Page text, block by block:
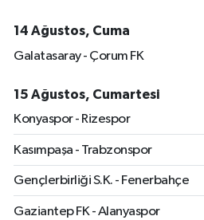
14 Ağustos, Cuma
Galatasaray - Çorum FK
15 Ağustos, Cumartesi
Konyaspor - Rizespor
Kasımpaşa - Trabzonspor
Gençlerbirliği S.K. - Fenerbahçe
Gaziantep FK - Alanyaspor